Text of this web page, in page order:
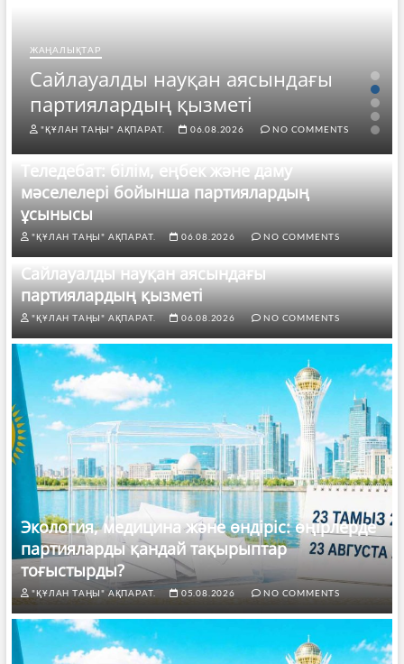
ЖАҢАЛЫҚТАР
Сайлауалды науқан аясындағы
партиялардың қызметі
"ҚҰЛАН ТАҢЫ" АҚПАРАТ. 06.08.2026 NO COMMENTS
Теледебат: білім, еңбек және даму
мәселелері бойынша партиялардың
ұсынысы
"ҚҰЛАН ТАҢЫ" АҚПАРАТ. 06.08.2026 NO COMMENTS
Сайлауалды науқан аясындағы
партиялардың қызметі
"ҚҰЛАН ТАҢЫ" АҚПАРАТ. 06.08.2026 NO COMMENTS
Экология, медицина және өндіріс: өңірлерде
партияларды қандай тақырыптар
тоғыстырды?
"ҚҰЛАН ТАҢЫ" АҚПАРАТ. 05.08.2026 NO COMMENTS